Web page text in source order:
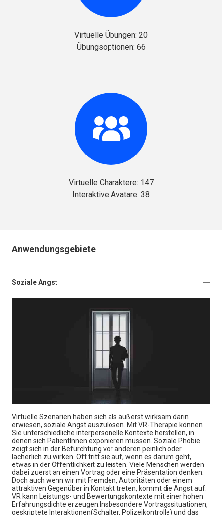
Virtuelle Übungen: 20
Übungsoptionen: 66
Virtuelle Charaktere: 147
Interaktive Avatare: 38
Anwendungsgebiete
Soziale Angst
Virtuelle Szenarien haben sich als äußerst wirksam darin
erwiesen, soziale Angst auszulösen. Mit VR-Therapie können
Sie unterschiedliche interpersonelle Kontexte herstellen, in
denen sich PatientInnen exponieren müssen. Soziale Phobie
zeigt sich in der Befürchtung vor anderen peinlich oder
lächerlich zu wirken. Oft tritt sie auf, wenn es darum geht,
etwas in der Öffentlichkeit zu leisten. Viele Menschen werden
dabei zuerst an einen Vortrag oder eine Präsentation denken.
Doch auch wenn wir mit Fremden, Autoritäten oder einem
attraktiven Gegenüber in Kontakt treten, kommt die Angst auf.
VR kann Leistungs- und Bewertungskontexte mit einer hohen
Erfahrungsdichte erzeugen.Insbesondere Vortragssituationen,
geskriptete Interaktionen(Schalter, Polizeikontrolle) und das